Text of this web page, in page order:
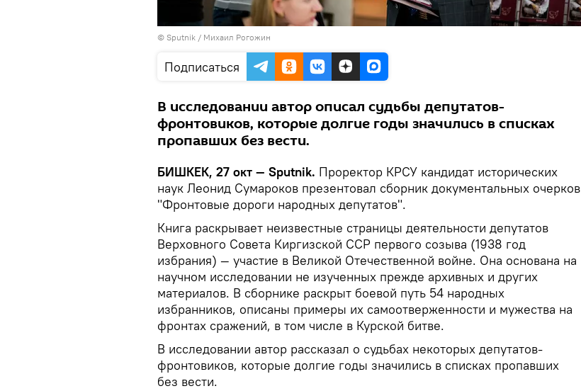
© Sputnik / Михаил Рогожин
Подписаться
В исследовании автор описал судьбы депутатов-
фронтовиков, которые долгие годы значились в списках
пропавших без вести.
БИШКЕК, 27 окт — Sputnik. Проректор КРСУ кандидат исторических
наук Леонид Сумароков презентовал сборник документальных очерков
"Фронтовые дороги народных депутатов".
Книга раскрывает неизвестные страницы деятельности депутатов
Верховного Совета Киргизской ССР первого созыва (1938 год
избрания) — участие в Великой Отечественной войне. Она основана на
научном исследовании не изученных прежде архивных и других
материалов. В сборнике раскрыт боевой путь 54 народных
избранников, описаны примеры их самоотверженности и мужества на
фронтах сражений, в том числе в Курской битве.
В исследовании автор рассказал о судьбах некоторых депутатов-
фронтовиков, которые долгие годы значились в списках пропавших
без вести.